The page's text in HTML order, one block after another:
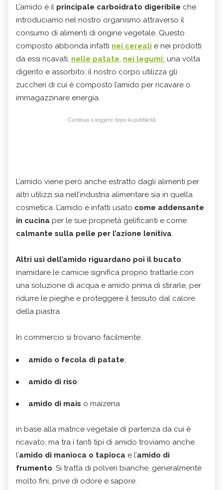
L’amido è il principale carboidrato digeribile che
introduciamo nel nostro organismo attraverso il
consumo di alimenti di origine vegetale. Questo
composto abbonda infatti nei cereali e nei prodotti
da essi ricavati, nelle patate, nei legumi: una volta
digerito e assorbito, il nostro corpo utilizza gli
zuccheri di cui è composto l’amido per ricavare o
immagazzinare energia.
Continua a leggere dopo la pubblicità
L’amido viene però anche estratto dagli alimenti per
altri utilizzi sia nell’industria alimentare sia in quella
cosmetica. L’amido è infatti usato come addensante
in cucina per le sue proprietà gelificanti e come
calmante sulla pelle per l’azione lenitiva.
Altri usi dell’amido riguardano poi il bucato:
inamidare le camicie significa proprio trattarle con
una soluzione di acqua e amido prima di stirarle, per
ridurre le pieghe e proteggere il tessuto dal calore
della piastra.
In commercio si trovano facilmente:
amido o fecola di patate;
amido di riso:
amido di mais o maizena
in base alla matrice vegetale di partenza da cui è
ricavato, ma tra i tanti tipi di amido troviamo anche
l’amido di manioca o tapioca e l’amido di
frumento. Si tratta di polveri bianche, generalmente
molto fini, prive di odore e sapore.